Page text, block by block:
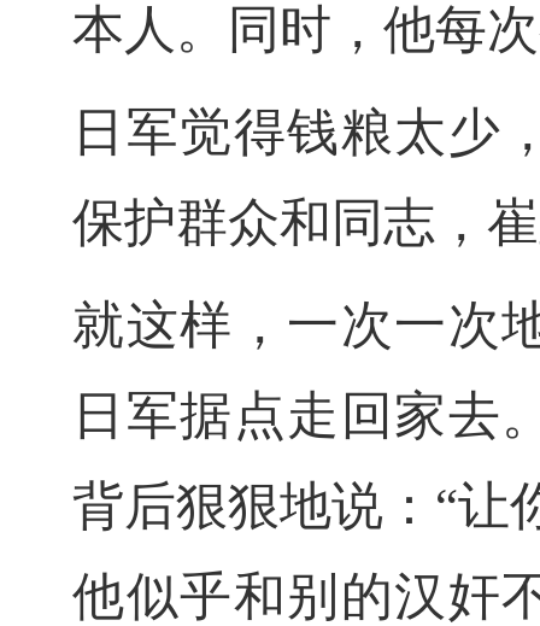
本人。同时，他每
日军觉得钱粮太少
保护群众和同志，
就这样，一次一次
日军据点走回家去
背后狠狠地说： “让
他似乎和别的汉奸